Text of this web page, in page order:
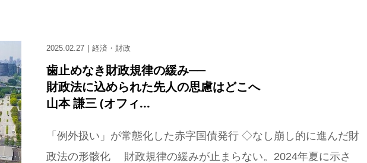
2025.02.27 経済・財政
歯止めなき財政規律の緩み──
財政法に込められた先人の思慮はどこへ
山本 謙三 (オフィ...
「例外扱い」が常態化した赤字国債発行 ◇なし崩し的に進んだ財
政法の形骸化 財政規律の緩みが止まらない。2024年夏に示さ